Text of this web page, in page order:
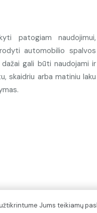
patogiam naudojimui,
automobilio spalvos
gali būti naudojami ir
skaidriu arba matiniu laku
Jums teikiamų